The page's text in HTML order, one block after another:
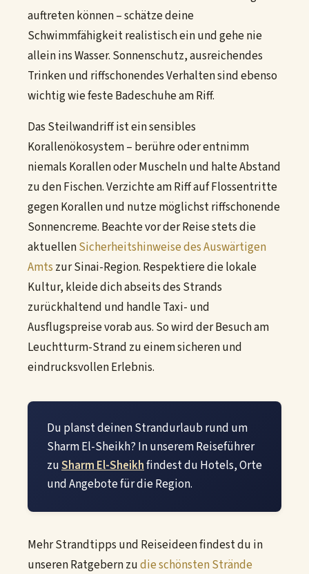
auftreten können – schätze deine
Schwimmfähigkeit realistisch ein und gehe nie
allein ins Wasser. Sonnenschutz, ausreichendes
Trinken und riffschonendes Verhalten sind ebenso
wichtig wie feste Badeschuhe am Riff.
Das Steilwandriff ist ein sensibles
Korallenökosystem – berühre oder entnimm
niemals Korallen oder Muscheln und halte Abstand
zu den Fischen. Verzichte am Riff auf Flossentritte
gegen Korallen und nutze möglichst riffschonende
Sonnencreme. Beachte vor der Reise stets die
aktuellenSicherheitshinweise des Auswärtigen
Amts zur Sinai-Region. Respektiere die lokale
Kultur, kleide dich abseits des Strands
zurückhaltend und handle Taxi- und
Ausflugspreise vorab aus. So wird der Besuch am
Leuchtturm-Strand zu einem sicheren und
eindrucksvollen Erlebnis.
Du planst deinen Strandurlaub rund um
Sharm El-Sheikh? In unserem Reiseführer
zuSharm El-Sheikhfindest du Hotels, Orte
und Angebote für die Region.
Mehr Strandtipps und Reiseideen findest du in
unseren Ratgebern zudie schönsten Strände